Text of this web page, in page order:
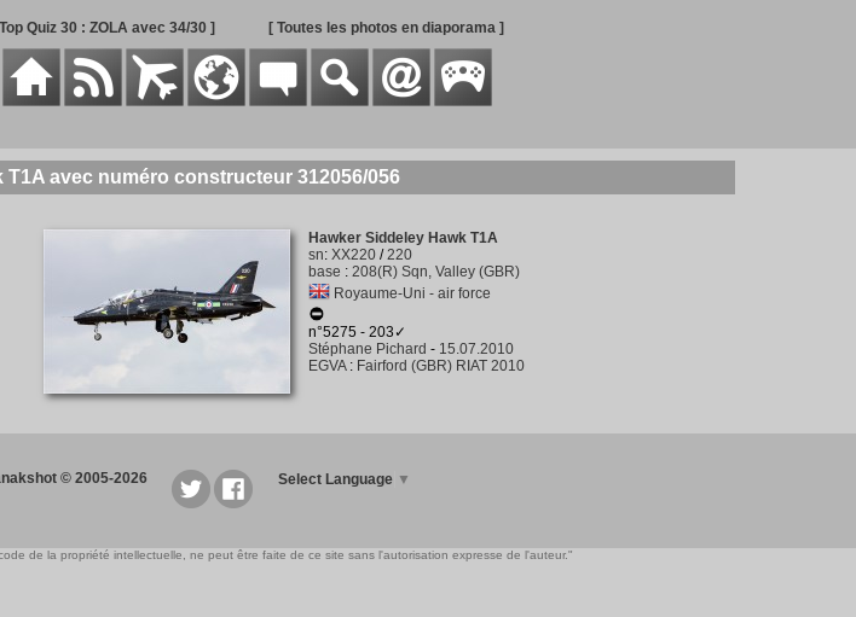
Quiz 30 : ZOLA avec 34/30 ] [ Toutes les photos en diaporama ]
avec numéro constructeur 312056/056
Hawker Siddeley Hawk T1A
sn: XX220 /220
base : 208(R) Sqn, Valley (GBR)
Royaume-Uni - air force
n°5275 - 203✓
Stéphane Pichard - 15.07.2010
EGVA: Fairford (GBR) RIAT 2010
© 2005-2026 Select Language ▼
de la propriété intellectuelle, ne peut être faite de ce site sans l'autorisation expresse de l'auteur."